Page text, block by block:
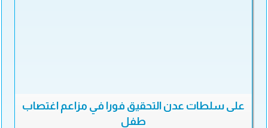
على سلطات عدن التحقيق فورا في مزاعم اغتصاب
طفل